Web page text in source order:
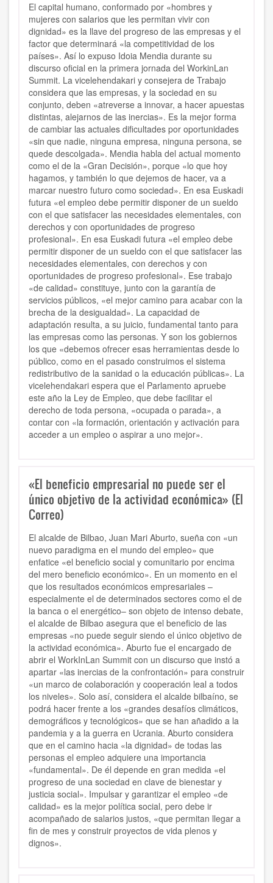
El capital humano, conformado por «hombres y
mujeres con salarios que les permitan vivir con
dignidad» es la llave del progreso de las empresas y el
factor que determinará «la competitividad de los
países». Así lo expuso Idoia Mendia durante su
discurso oficial en la primera jornada del WorkinLan
Summit. La vicelehendakari y consejera de Trabajo
considera que las empresas, y la sociedad en su
conjunto, deben «atreverse a innovar, a hacer apuestas
distintas, alejarnos de las inercias». Es la mejor forma
de cambiar las actuales dificultades por oportunidades
«sin que nadie, ninguna empresa, ninguna persona, se
quede descolgada». Mendia habla del actual momento
como el de la «Gran Decisión», porque «lo que hoy
hagamos, y también lo que dejemos de hacer, va a
marcar nuestro futuro como sociedad». En esa Euskadi
futura «el empleo debe permitir disponer de un sueldo
con el que satisfacer las necesidades elementales, con
derechos y con oportunidades de progreso
profesional». En esa Euskadi futura «el empleo debe
permitir disponer de un sueldo con el que satisfacer las
necesidades elementales, con derechos y con
oportunidades de progreso profesional». Ese trabajo
«de calidad» constituye, junto con la garantía de
servicios públicos, «el mejor camino para acabar con la
brecha de la desigualdad». La capacidad de
adaptación resulta, a su juicio, fundamental tanto para
las empresas como las personas. Y son los gobiernos
los que «debemos ofrecer esas herramientas desde lo
público, como en el pasado construimos el sistema
redistributivo de la sanidad o la educación públicas». La
vicelehendakari espera que el Parlamento apruebe
este año la Ley de Empleo, que debe facilitar el
derecho de toda persona, «ocupada o parada», a
contar con «la formación, orientación y activación para
acceder a un empleo o aspirar a uno mejor».
«El beneficio empresarial no puede ser el
único objetivo de la actividad económica» (El
Correo)
El alcalde de Bilbao, Juan Mari Aburto, sueña con «un
nuevo paradigma en el mundo del empleo» que
enfatice «el beneficio social y comunitario por encima
del mero beneficio económico». En un momento en el
que los resultados económicos empresariales –
especialmente el de determinados sectores como el de
la banca o el energético– son objeto de intenso debate,
el alcalde de Bilbao asegura que el beneficio de las
empresas «no puede seguir siendo el único objetivo de
la actividad económica». Aburto fue el encargado de
abrir el WorkInLan Summit con un discurso que instó a
apartar «las inercias de la confrontación» para construir
«un marco de colaboración y cooperación leal a todos
los niveles». Solo así, considera el alcalde bilbaíno, se
podrá hacer frente a los «grandes desafíos climáticos,
demográficos y tecnológicos» que se han añadido a la
pandemia y a la guerra en Ucrania. Aburto considera
que en el camino hacia «la dignidad» de todas las
personas el empleo adquiere una importancia
«fundamental». De él depende en gran medida «el
progreso de una sociedad en clave de bienestar y
justicia social». Impulsar y garantizar el empleo «de
calidad» es la mejor política social, pero debe ir
acompañado de salarios justos, «que permitan llegar a
fin de mes y construir proyectos de vida plenos y
dignos».